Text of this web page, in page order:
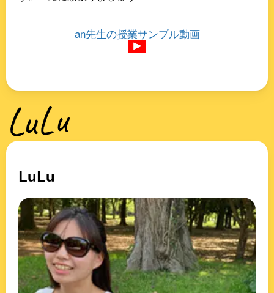
an先生の授業サンプル動画
LuLu
LuLu